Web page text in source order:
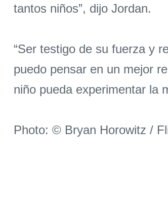
tantos niños”, dijo Jordan.
“Ser testigo de su fuerza y
puedo pensar en un mejor
niño pueda experimentar la
Photo: © Bryan Horowitz /